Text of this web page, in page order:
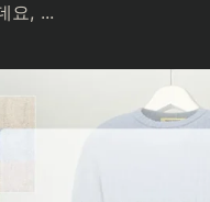
요, ...